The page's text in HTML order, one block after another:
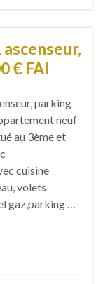
€ FAI
parking
neuf
au 3ème et
cuisine
volets
gaz,parking …